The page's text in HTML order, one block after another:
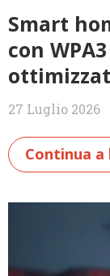
Smart
con
27 Luglio 2026
Continua a